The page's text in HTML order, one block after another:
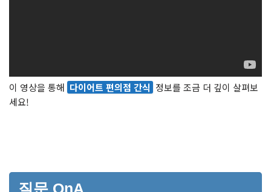
이 영상을 통해 다이어트 편의점 간식 정보를 조금 더 깊이 살펴보
세요!
질문 QnA